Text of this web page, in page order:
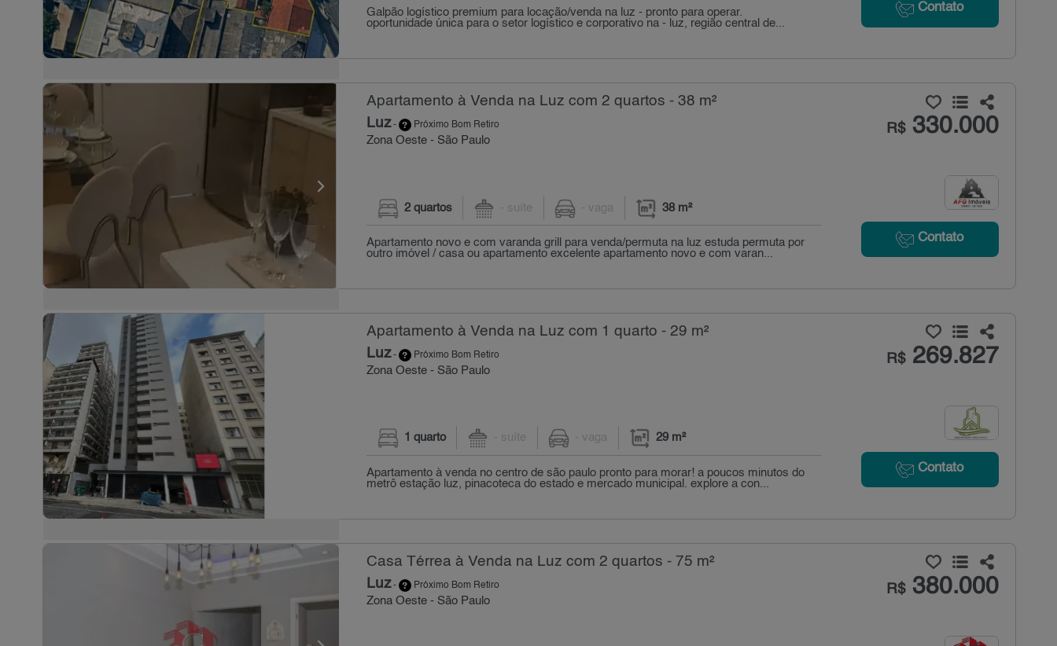
Contato
Galpão logístico premium para locação/venda na luz - pronto para operar.
oportunidade única para o setor logístico e corporativo na - luz, região central de...
Apartamento à Venda na Luz com 2 quartos - 38 m²
Luz- Próximo Bom Retiro
Zona Oeste - São Paulo
R$330.000
Contato
2 quartos - suíte - vaga 38 m²
Apartamento novo e com varanda grill para venda/permuta na luz estuda permuta por
outro imóvel / casa ou apartamento excelente apartamento novo e com varan...
Apartamento à Venda na Luz com 1 quarto - 29 m²
Luz- Próximo Bom Retiro
Zona Oeste - São Paulo
R$269.827
Contato
1 quarto - suíte - vaga 29 m²
Apartamento à venda no centro de são paulo pronto para morar! a poucos minutos do
metrô estação luz, pinacoteca do estado e mercado municipal. explore a con...
Casa Térrea à Venda na Luz com 2 quartos - 75 m²
Luz- Próximo Bom Retiro
Zona Oeste - São Paulo
R$380.000